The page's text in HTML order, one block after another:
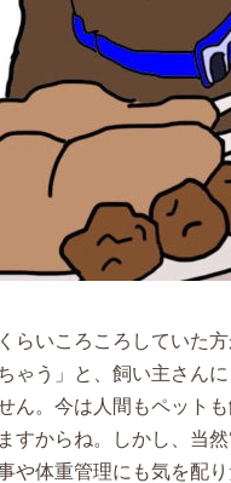
くらいころころしていた
ゃう」と、飼い主さんに
ん。今は人間もペット
すからね。しかし、当然
や体重管理にも気を配り